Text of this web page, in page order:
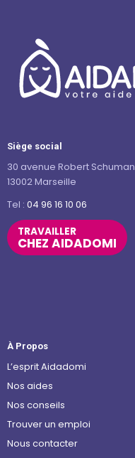
Siège social
30 avenue Robert Schuman
13002 Marseille
Tel : 04 96 16 10 06
TRAVAILLER
CHEZ AIDADOMI
À Propos
L’esprit Aidadomi
Nos aides
Nos conseils
Trouver un emploi
Nous contacter